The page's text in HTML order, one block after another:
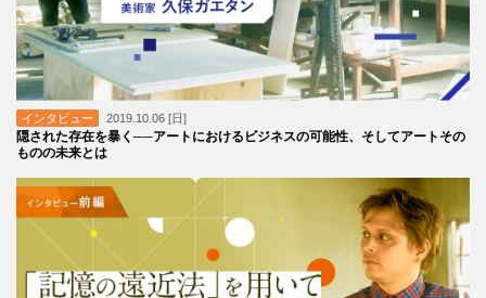
インタビュー 2019.10.06 [日]
隠された存在を暴く──アートにおけるビジネスの可能性、そしてアートその
ものの未来とは